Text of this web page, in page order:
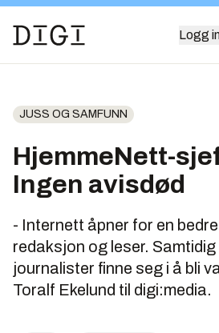
Logg
JUSS OG SAMFUNN
HjemmeNett-
Ingen avisdød
- Internett åpner for en
redaksjon og leser. Samtidig
journalister finne seg i å bli
Toralf Ekelund til digi:media.